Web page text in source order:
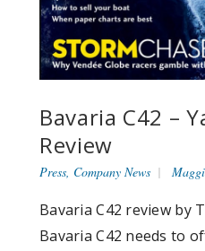
Bavaria C42 –
Review
Press, Company News
Bavaria C42 review by
Bavaria C42 needs to